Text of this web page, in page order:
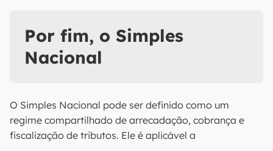
Por fim, o Simples
Nacional
O Simples Nacional pode ser definido como um
regime compartilhado de arrecadação, cobrança e
fiscalização de tributos. Ele é aplicável a